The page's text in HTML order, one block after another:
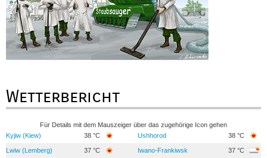
Wetterbericht
Für Details mit dem Mauszeiger über das zugehörige Icon gehen
Kyjiw (Kiew)
38 °C Ushhorod 38 °C
Lwiw (Lemberg) 37 °C Iwano-Frankiwsk 37 °C